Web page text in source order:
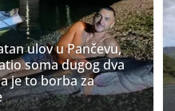
ulov u Pančevu,
soma dugog dva
je to borba za